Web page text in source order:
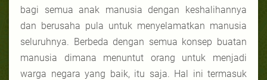
bagi semua anak manusia dengan keshalihannya
dan berusaha pula untuk menyelamatkan manusia
seluruhnya. Berbeda dengan semua konsep buatan
manusia dimana menuntut orang untuk menjadi
warga negara yang baik, itu saja. Hal ini termasuk